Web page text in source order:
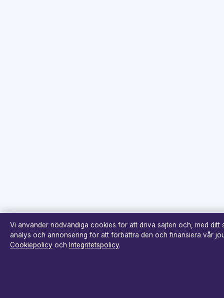
Vi använder nödvändiga cookies för att driva sajten och, med ditt
analys och annonsering för att förbättra den och finansiera vår
Cookiepolicy och Integritetspolicy.